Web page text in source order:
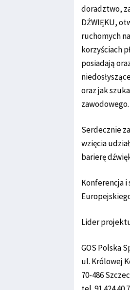
doradztwo,
DŹWIĘKU,
ruchomych
korzyściach
posiadają
oraz jak
zawodowego.
Serdecznie
wzięcia
barierę
Konferencja i
Lider
GOS Polska
ul. Królowej
70-486